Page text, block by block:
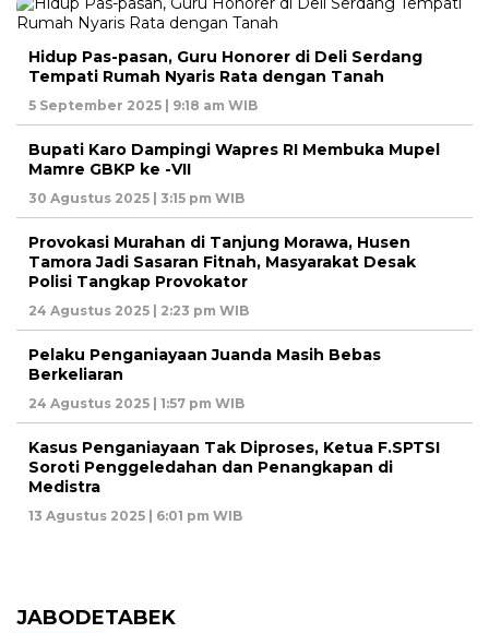
Hidup Pas-pasan, Guru Honorer di Deli Serdang
Tempati Rumah Nyaris Rata dengan Tanah
5 September 2025 | 9:18 am WIB
Bupati Karo Dampingi Wapres RI Membuka Mupel
Mamre GBKP ke -VII
30 Agustus 2025 | 3:15 pm WIB
Provokasi Murahan di Tanjung Morawa, Husen
Tamora Jadi Sasaran Fitnah, Masyarakat Desak
Polisi Tangkap Provokator
24 Agustus 2025 | 2:23 pm WIB
Pelaku Penganiayaan Juanda Masih Bebas
Berkeliaran
24 Agustus 2025 | 1:57 pm WIB
Kasus Penganiayaan Tak Diproses, Ketua F.SPTSI
Soroti Penggeledahan dan Penangkapan di
Medistra
13 Agustus 2025 | 6:01 pm WIB
JABODETABEK